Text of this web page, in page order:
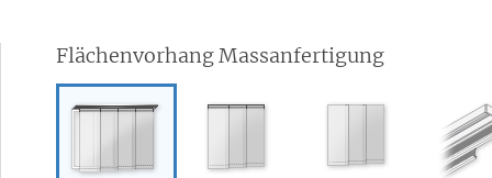
Flächenvorhang Massanfertigung